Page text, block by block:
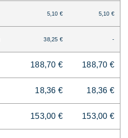
5,10 € 5,10 €
38,25 € -
188,70 € 188,70 €
18,36 € 18,36 €
153,00 € 153,00 €